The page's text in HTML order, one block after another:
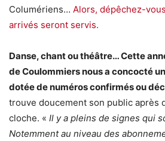
Columériens… Alors, dépêchez-
arrivés seront servis.
Danse, chant ou théâtre… Cette
de Coulommiers nous a concocté
dotée de numéros confirmés ou
trouve doucement son public après
cloche. « Il y a pleins de signes qui
Notemment au niveau des